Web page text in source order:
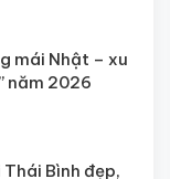
mái Nhật – xu
năm 2026
Bình đẹp,